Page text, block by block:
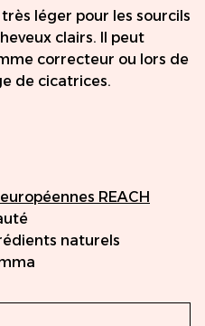
léger pour les sourcils
clairs. Il peut
correcteur ou lors de
de cicatrices.
REACH
naturels